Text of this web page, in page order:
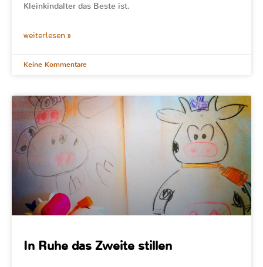
Kleinkindalter das Beste ist.
weiterlesen »
Keine Kommentare
In Ruhe das Zweite stillen